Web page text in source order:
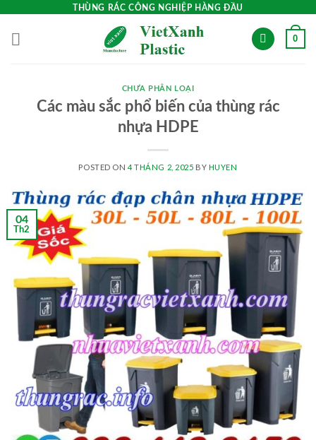
content
THÙNG RÁC CÔNG NGHIỆP HÀNG ĐẦU
0
CHƯA PHÂN LOẠI
Các màu sắc phổ biến của thùng rác
nhựa HDPE
POSTED ON4 THÁNG 2, 2025 BY HUYEN
04
Th2